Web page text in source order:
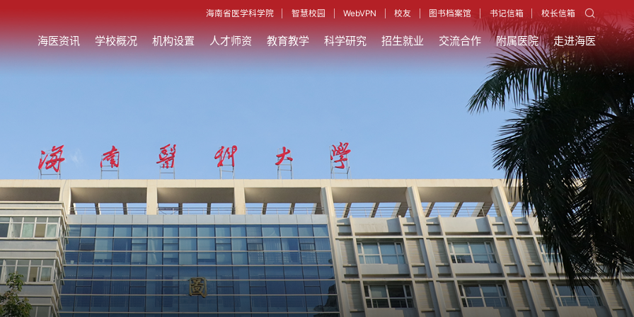
海南省医学科学院 智慧校园 WebVPN 校友 图书档案馆 书记信箱 校长信箱
海医资讯 学校概况 机构设置 人才师资 教育教学 科学研究 招生就业 交流合作 附属医院 走进海医